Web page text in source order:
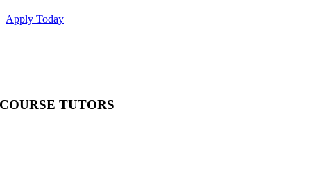
Apply Today
COURSE TUTORS